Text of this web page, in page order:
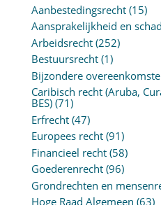
Aanbestedingsrecht(15)
Aansprakelijkheid en
Arbeidsrecht(252)
Bestuursrecht(1)
Bijzondere
Caribisch recht (Aruba,
BES)(71)
Erfrecht(47)
Europees recht(91)
Financieel recht(58)
Goederenrecht(96)
Grondrechten en
Hoge Raad Algemeen (63)